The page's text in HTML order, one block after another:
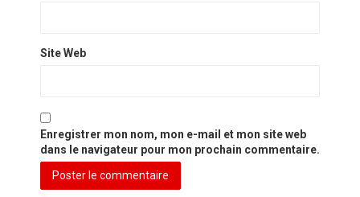
Site Web
Enregistrer mon nom, mon e-mail et mon site web
dans le navigateur pour mon prochain commentaire.